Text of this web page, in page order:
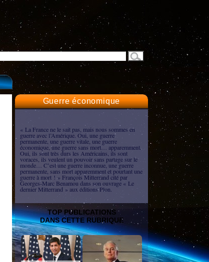
Guerre économique
« La France ne le sait pas, mais nous sommes en
guerre avec l’Amérique. Oui, une guerre
permanente, une guerre vitale, une guerre
économique, une guerre sans mort… apparemment.
Oui, ils sont très durs les Américains, ils sont
voraces, ils veulent un pouvoir sans partage sur le
monde… C’est une guerre inconnue, une guerre
permanente, sans mort apparemment et pourtant une
guerre à mort ! » François Mitterrand cité par
Georges-Marc Benamou dans son ouvrage « Le
dernier Mitterrand » aux éditions Plon.
TOP PUBLICATIONS
DANS CETTE RUBRIQUE